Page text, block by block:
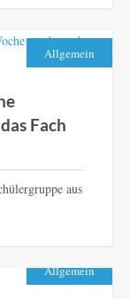
Allgemein
Fach
aus
Allgemein